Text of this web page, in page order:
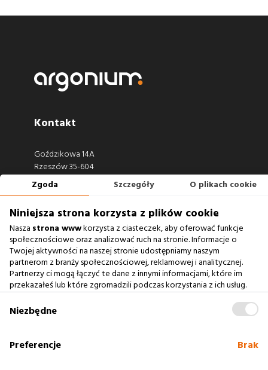
Kontakt
Goździkowa 14A
Rzeszów 35-604
Zobacz również
Agencja Interaktywna
Baza Wiedzy
Polityka cookies
Zgoda Szczegóły O plikach cookie
Niniejsza strona korzysta z plików cookie
Nasza strona wwwkorzysta z ciasteczek, aby oferować funkcje
społecznościowe oraz analizować ruch na stronie. Informacje o
Twojej aktywności na naszej stronie udostępniamy naszym
partnerom z branży społecznościowej, reklamowej i analitycznej.
Partnerzy ci mogą łączyć te dane z innymi informacjami, które im
przekazałeś lub które zgromadzili podczas korzystania z ich usług.
na prawidłowe działanie serwisu
Niezbędne
Preferencje Brak